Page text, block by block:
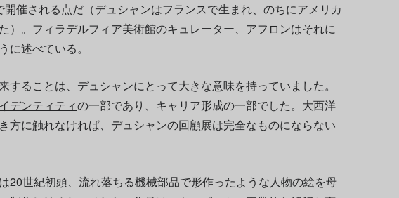
開催される点だ（デュシャンはフランスで生まれ、のちにアメリカ
）。フィラデルフィア美術館のキュレーター、アフロンはそれに
に述べている。
することは、デュシャンにとって大きな意味を持っていました。
デンティティの一部であり、キャリア形成の一部でした。大西洋
方に触れなければ、デュシャンの回顧展は完全なものにならない
20世紀初頭、流れ落ちる機械部品で形作ったような人物の絵を母